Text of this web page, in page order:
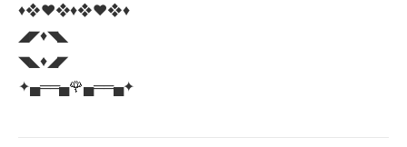
♦❖♥❖♦❖♥❖♦
◢◤♦◥◣
◥◣♦️◢◤
✦▄══▄🌹▄══▄✦